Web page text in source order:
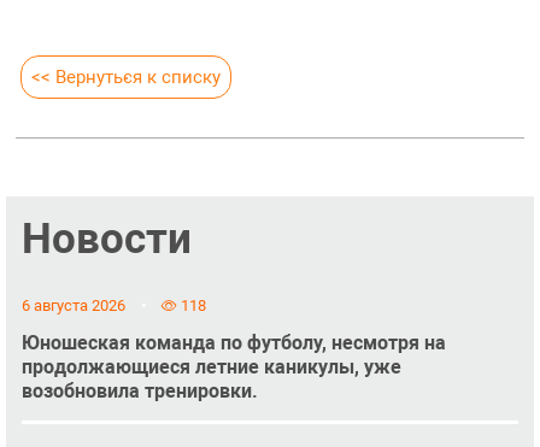
<< Вернуться к списку
Новости
6 августа 2026 118
Юношеская команда по футболу, несмотря на
продолжающиеся летние каникулы, уже
возобновила тренировки.